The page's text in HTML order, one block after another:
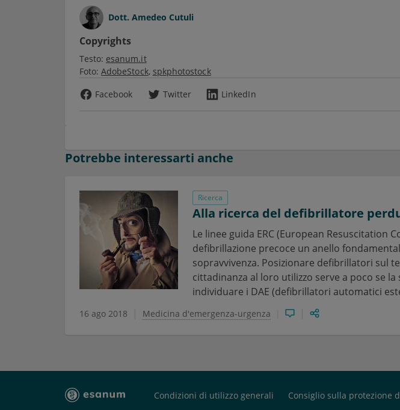
Dott. Amedeo Cutuli
Copyrights
Testo: esanum.it
Foto: AdobeStock spkphotostock
Facebook
Twitter LinkedIn
Potrebbe interessarti anche
Ricerca
Alla ricerca del defibrillatore
Le linee guida ERC (European Resuscitation
defibrillazione precoce un anello
sopravvivenza. Posizionare defibrillatori sul
cittadinanza al loro utilizzo serve a poco se la
individuare i DAE (defibrillatori automatici
16 ago 2018 Medicina d'emergenza-urgenza
Condizioni di utilizzo generali Consiglio sulla protezione